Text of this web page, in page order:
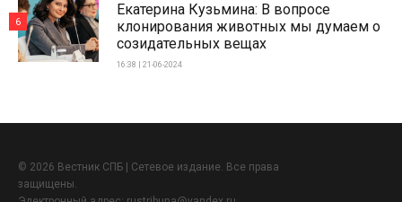
Екатерина Кузьмина: В вопросе
клонирования животных мы думаем о
созидательных вещах
16:38 | 21-06-2024
6
© 2026 Вестник СПБ | Сетевое издание. Все права
защищены.